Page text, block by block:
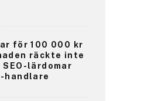
för 100 000 kr
räckte inte
SEO-lärdomar
handlare